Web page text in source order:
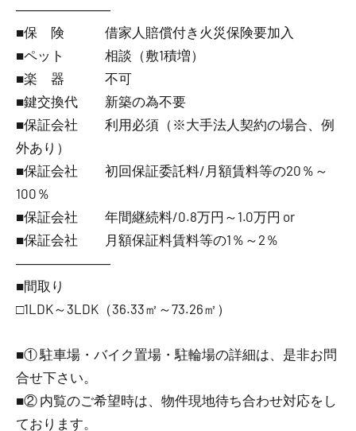
―――――――
■保 険 借家人賠償付き火災保険要加入
■ペット 相談（敷1積増）
■楽 器 不可
■鍵交換代 新築の為不要
■保証会社 利用必須（※大手法人契約の場合、例
外あり）
■保証会社 初回保証委託料/月額賃料等の20％～
100％
■保証会社 年間継続料/0.8万円～1.0万円 or
■保証会社 月額保証料賃料等の1％～2％
―――――――
■間取り
□1LDK～3LDK（36.33㎡～73.26㎡）
■① 駐車場・バイク置場・駐輪場の詳細は、是非お問
合せ下さい。
■② 内覧のご希望時は、物件現地待ち合わせ対応をし
ております。